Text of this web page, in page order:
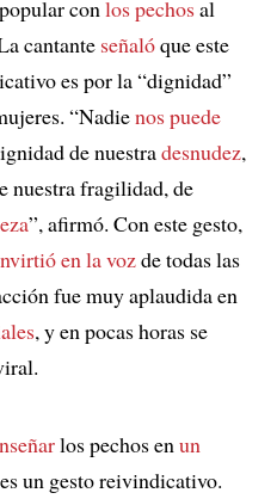
con los pechosal
cantante señalóque este
es por la “dignidad”
“Nadienos puede
de nuestradesnudez,
nuestra fragilidad, de
”, afirmó. Con este gesto,
en la vozde todas las
fue muy aplaudida en
, y en pocas horas se
los pechos en un
un gesto reivindicativo.